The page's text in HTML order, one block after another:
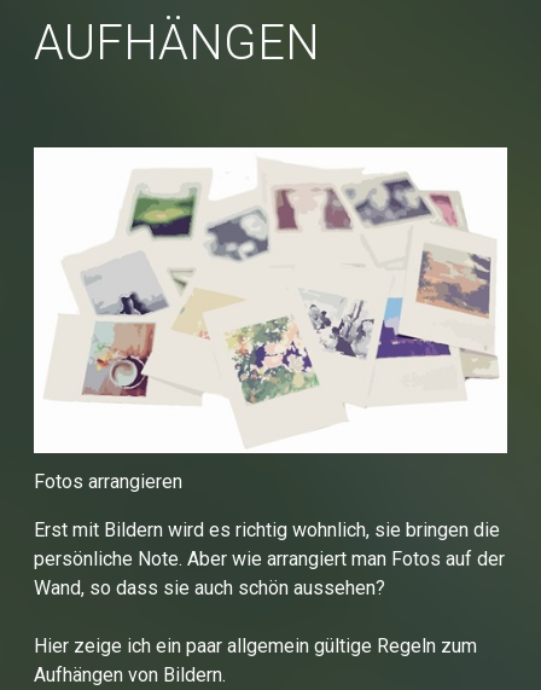
AUFHÄNGEN
Fotos arrangieren
Erst mit Bildern wird es richtig wohnlich, sie bringen die
persönliche Note. Aber wie arrangiert man Fotos auf der
Wand, so dass sie auch schön aussehen?
Hier zeige ich ein paar allgemein gültige Regeln zum
Aufhängen von Bildern.